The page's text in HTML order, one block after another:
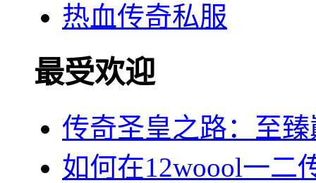
热血传奇私服
最受欢迎
传奇圣皇之路：至
如何在12woool一二